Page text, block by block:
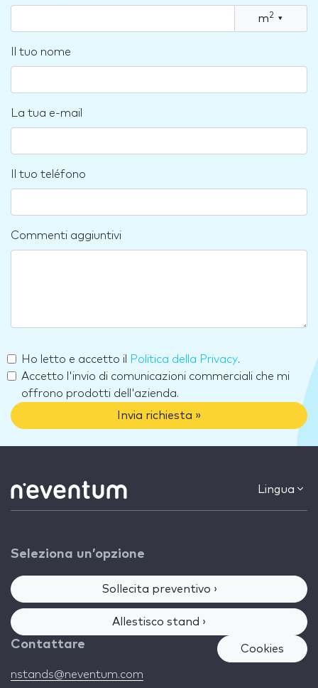
m2 ▾
Il tuo nome
La tua e-mail
Il tuo teléfono
Commenti aggiuntivi
Ho letto e accetto il Politica della Privacy.
Accetto l'invio di comunicazioni commerciali che mi
offrono prodotti dell'azienda.
Invia richiesta »
Lingua
Seleziona un’opzione
Sollecita preventivo ›
Allestisco stand ›
Contattare
nstands@neventum.com
Cookies